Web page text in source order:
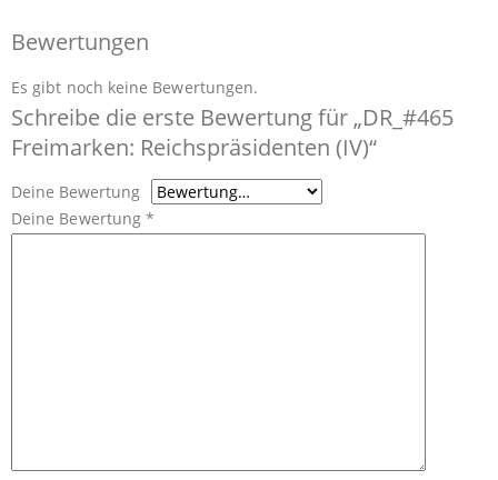
Bewertungen
Es gibt noch keine Bewertungen.
Schreibe die erste Bewertung für „DR_#465
Freimarken: Reichspräsidenten (IV)“
Deine Bewertung
Deine Bewertung*